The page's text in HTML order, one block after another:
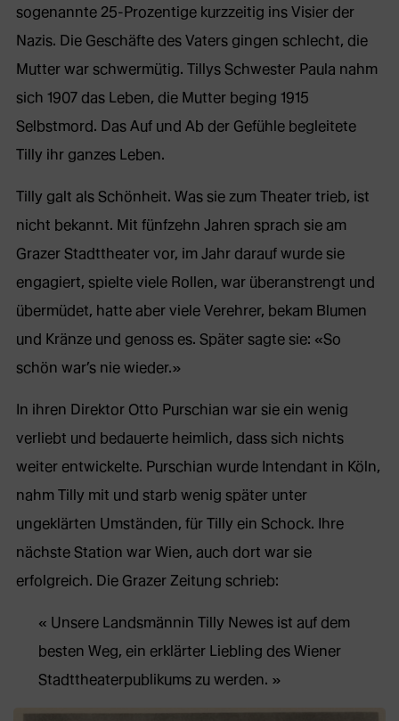
sogenannte 25-Prozentige kurzzeitig ins Visier der
Nazis. Die Geschäfte des Vaters gingen schlecht, die
Mutter war schwermütig. Tillys Schwester Paula nahm
sich 1907 das Leben, die Mutter beging 1915
Selbstmord. Das Auf und Ab der Gefühle begleitete
Tilly ihr ganzes Leben.
Tilly galt als Schönheit. Was sie zum Theater trieb, ist
nicht bekannt. Mit fünfzehn Jahren sprach sie am
Grazer Stadttheater vor, im Jahr darauf wurde sie
engagiert, spielte viele Rollen, war überanstrengt und
übermüdet, hatte aber viele Verehrer, bekam Blumen
und Kränze und genoss es. Später sagte sie: «So
schön war’s nie wieder.»
In ihren Direktor Otto Purschian war sie ein wenig
verliebt und bedauerte heimlich, dass sich nichts
weiter entwickelte. Purschian wurde Intendant in Köln,
nahm Tilly mit und starb wenig später unter
ungeklärten Umständen, für Tilly ein Schock. Ihre
nächste Station war Wien, auch dort war sie
erfolgreich. Die Grazer Zeitung schrieb:
Unsere Landsmännin Tilly Newes ist auf dem
besten Weg, ein erklärter Liebling des Wiener
Stadttheaterpublikums zu werden.